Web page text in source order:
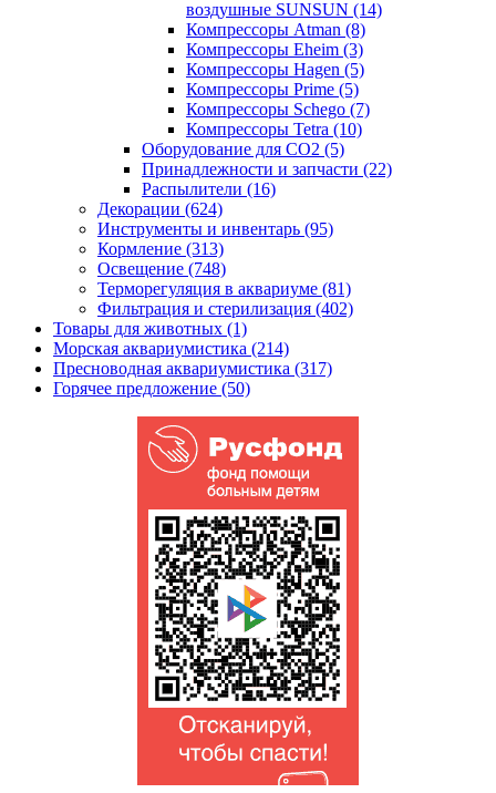
воздушные SUNSUN (14)
Компрессоры Atman (8)
Компрессоры Eheim (3)
Компрессоры Hagen (5)
Компрессоры Prime (5)
Компрессоры Schego (7)
Компрессоры Tetra (10)
Оборудование для CO2 (5)
Принадлежности и запчасти (22)
Распылители (16)
Декорации (624)
Инструменты и инвентарь (95)
Кормление (313)
Освещение (748)
Терморегуляция в аквариуме (81)
Фильтрация и стерилизация (402)
Товары для животных (1)
Морская аквариумистика (214)
Пресноводная аквариумистика (317)
Горячее предложение (50)